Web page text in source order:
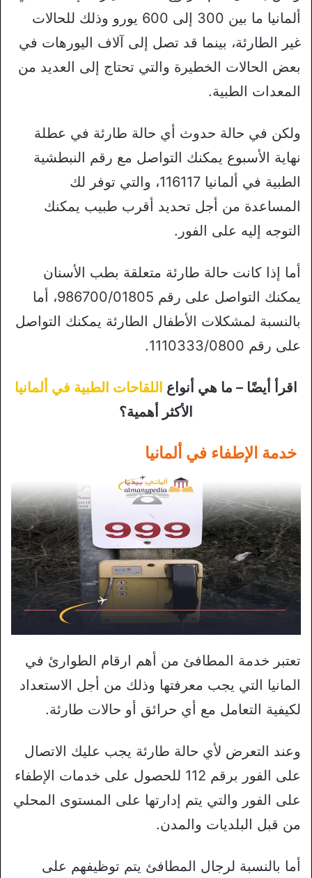
ألمانيا ما بين 300 إلى 600 يورو وذلك للحالات
غير الطارئة، بينما قد تصل إلى آلاف اليورهات في
بعض الحالات الخطيرة والتي تحتاج إلى العديد من
المعدات الطبية.
ولكن في حالة حدوث أي حالة طارئة في عطلة
نهاية الأسبوع يمكنك التواصل مع رقم النبطشية
الطبية في ألمانيا 116117، والتي توفر لك
المساعدة من أجل تحديد أقرب طبيب يمكنك
التوجه إليه على الفور.
أما إذا كانت حالة طارئة متعلقة بطب الأسنان
يمكنك التواصل على رقم 986700/01805، أما
بالنسبة لمشكلات الأطفال الطارئة يمكنك التواصل
على رقم 1110333/0800.
اقرأ أيضًا – ما هي أنواع اللقاحات الطبية في ألمانيا
الأكثر أهمية؟
خدمة الإطفاء في ألمانيا
تعتبر خدمة المطافئ من أهم ارقام الطوارئ في
المانيا التي يجب معرفتها وذلك من أجل الاستعداد
لكيفية التعامل مع أي حرائق أو حالات طارئة.
وعند التعرض لأي حالة طارئة يجب عليك الاتصال
على الفور برقم 112 للحصول على خدمات الإطفاء
على الفور والتي يتم إدارتها على المستوى المحلي
من قبل البلديات والمدن.
أما بالنسبة لرجال المطافئ يتم توظيفهم على